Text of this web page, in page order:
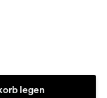
legen